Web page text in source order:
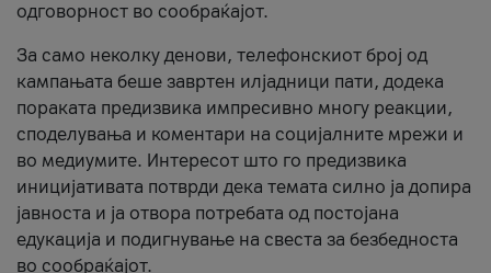
одговорност во сообраќајот.
За само неколку денови, телефонскиот број од
кампањата беше завртен илјадници пати, додека
пораката предизвика импресивно многу реакции,
споделувања и коментари на социјалните мрежи и
во медиумите. Интересот што го предизвика
иницијативата потврди дека темата силно ја допира
јавноста и ја отвора потребата од постојана
едукација и подигнување на свеста за безбедноста
во сообраќајот.